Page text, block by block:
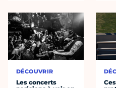
DÉCOUVRIR
Les concerts